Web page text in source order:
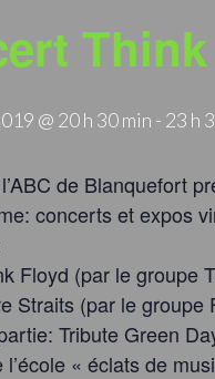
@ 20 h 30 min - 23 h
de Blanquefort
concerts et expos
Floyd (par le groupe
Straits (par le
Tribute Green
l’école « éclats de